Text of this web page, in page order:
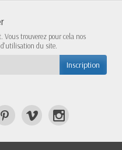
Vous trouverez pour cela nos
du site.